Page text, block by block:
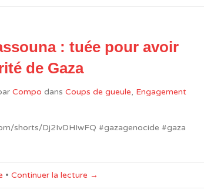
: tuée pour avoir
de Gaza
Compo dans Coups de gueule, Engagement
shorts/Dj2IvDHIwFQ #gazagenocide #gaza
• Continuer la lecture →